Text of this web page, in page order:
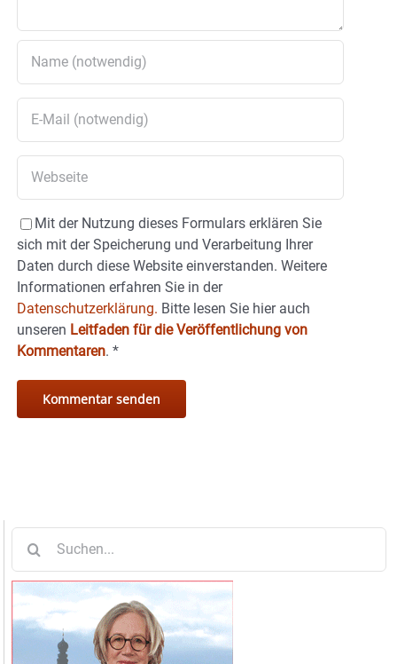
Mit der Nutzung dieses Formulars erklären Sie
sich mit der Speicherung und Verarbeitung Ihrer
Daten durch diese Website einverstanden. Weitere
Informationen erfahren Sie in der
Datenschutzerklärung. Bitte lesen Sie hier auch
unseren Leitfaden für die Veröffentlichung von
Kommentaren. *
nach: